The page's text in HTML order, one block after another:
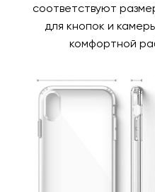
соответствуют
для кнопок и
комфортной